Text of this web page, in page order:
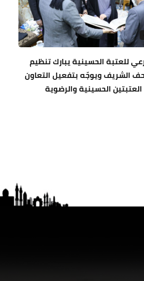
للعتبة الحسينية يبارك تنظيم
الشريف ويوجّه بتفعيل التعاون
الحسينية والرضوية